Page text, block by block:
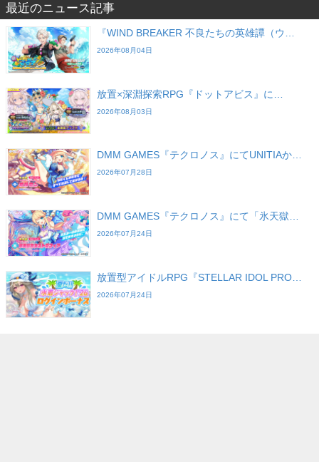
最近のニュース記事
『WIND BREAKER 不良たちの英雄譚（ウ…
2026年08月04日
放置×深淵探索RPG『ドットアビス』に…
2026年08月03日
DMM GAMES『テクロノス』にてUNITIAか…
2026年07月28日
DMM GAMES『テクロノス』にて「氷天獄…
2026年07月24日
放置型アイドルRPG『STELLAR IDOL PRO…
2026年07月24日